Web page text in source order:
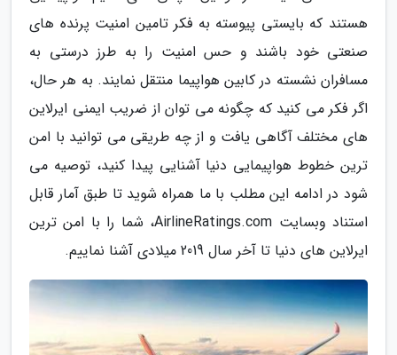
هستند که بایستی پیوسته به فکر تامین امنیت پرنده های
صنعتی خود باشند و حس امنیت را به طرز درستی به
مسافران نشسته در کابین هواپیما منتقل نمایند. به هر حال،
اگر فکر می کنید که چگونه می توان از ضریب ایمنی ایرلاین
های مختلف آگاهی یافت و از چه طریقی می توانید با امن
ترین خطوط هواپیمایی دنیا آشنایی پیدا کنید، توصیه می
شود در ادامه این مطلب با ما همراه شوید تا طبق آمار قابل
استناد وبسایت AirlineRatings.com، شما را با امن ترین
ایرلاین های دنیا تا آخر سال 2019 میلادی آشنا نماییم.